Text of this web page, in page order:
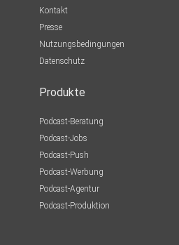
Kontakt
Presse
Nutzungsbedingungen
Datenschutz
Produkte
Podcast-Beratung
Podcast-Jobs
Podcast-Push
Podcast-Werbung
Podcast-Agentur
Podcast-Produktion